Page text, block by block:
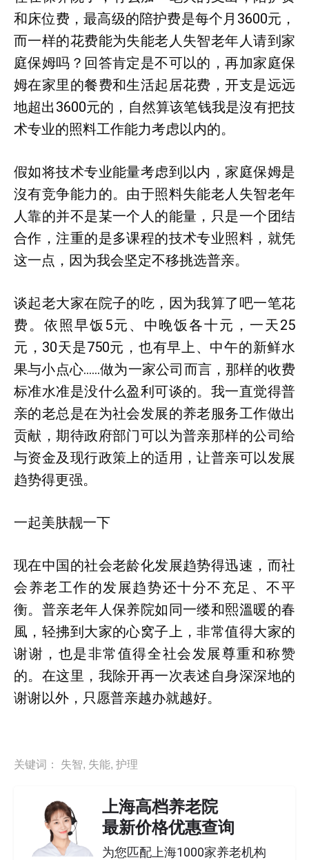
和床位费，最高级的陪护费是每个月3600元，
而一样的花费能为失能老人失智老年人请到家
庭保姆吗？回答肯定是不可以的，再加家庭保
姆在家里的餐费和生活起居花费，开支是远远
地超出3600元的，自然算该笔钱我是沒有把技
术专业的照料工作能力考虑以内的。
假如将技术专业能量考虑到以内，家庭保姆是
沒有竞争能力的。由于照料失能老人失智老年
人靠的并不是某一个人的能量，只是一个团结
合作，注重的是多课程的技术专业照料，就凭
这一点，因为我会坚定不移挑选普亲。
谈起老大家在院子的吃，因为我算了吧一笔花
费。依照早饭5元、中晚饭各十元，一天25
元，30天是750元，也有早上、中午的新鲜水
果与小点心……做为一家公司而言，那样的收费
标准水准是没什么盈利可谈的。我一直觉得普
亲的老总是在为社会发展的养老服务工作做出
贡献，期待政府部门可以为普亲那样的公司给
与资金及现行政策上的适用，让普亲可以发展
趋势得更强。
一起美肤靓一下
现在中国的社会老龄化发展趋势得迅速，而社
会养老工作的发展趋势还十分不充足、不平
衡。普亲老年人保养院如同一缕和熙溫暖的春
風，轻拂到大家的心窝子上，非常值得大家的
谢谢，也是非常值得全社会发展尊重和称赞
的。在这里，我除开再一次表述自身深深地的
谢谢以外，只愿普亲越办就越好。
关键词： 失智, 失能, 护理
上海高档养老院
最新价格优惠查询
为您匹配上海1000家养老机构